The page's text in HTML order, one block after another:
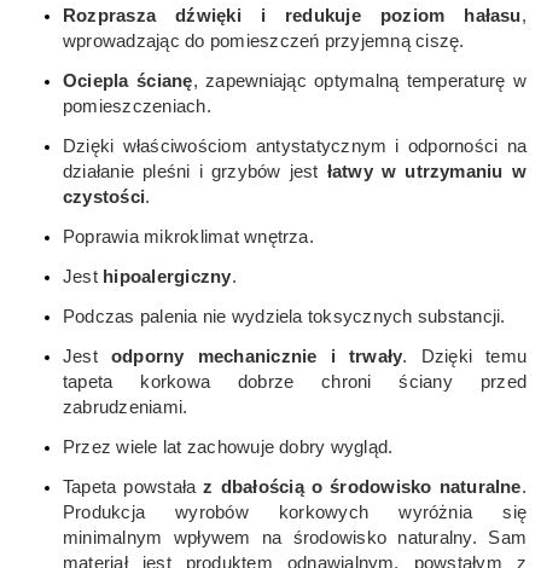
Rozprasza dźwięki i redukuje poziom hałasu,
wprowadzając do pomieszczeń przyjemną ciszę.
Ociepla ścianę, zapewniając optymalną temperaturę w
pomieszczeniach.
Dzięki właściwościom antystatycznym i odporności na
działanie pleśni i grzybów jest łatwy w utrzymaniu w
czystości.
Poprawia mikroklimat wnętrza.
Jest hipoalergiczny.
Podczas palenia nie wydziela toksycznych substancji.
Jest odporny mechanicznie i trwały. Dzięki temu
tapeta korkowa dobrze chroni ściany przed
zabrudzeniami.
Przez wiele lat zachowuje dobry wygląd.
Tapeta powstałaz dbałością o środowisko naturalne.
Produkcja wyrobów korkowych wyróżnia się
minimalnym wpływem na środowisko naturalny. Sam
materiał jest produktem odnawialnym, powstałym z